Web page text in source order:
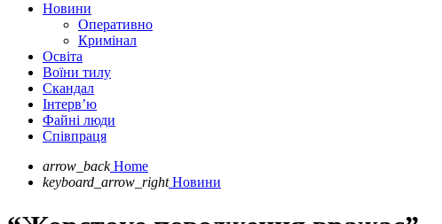
Новини
Оперативно
Кримінал
Освіта
Воїни тилу
Скандал
Інтерв’ю
Файні люди
Співпраця
arrow_back Home
keyboard_arrow_right Новини